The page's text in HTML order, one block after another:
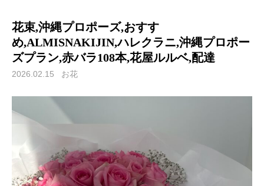
花束,沖縄プロポーズ,おすす
め,ALMISNAKIJIN,ハレクラニ,沖縄プロポー
ズプラン,赤バラ108本,花屋ルルベ,配達
2026.02.15 お花